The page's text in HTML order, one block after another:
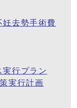
去勢手術費
実行プラン
実行計画